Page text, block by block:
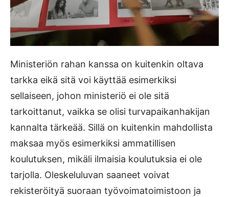
Ministeriön rahan kanssa on kuitenkin oltava
tarkka eikä sitä voi käyttää esimerkiksi
sellaiseen, johon ministeriö ei ole sitä
tarkoittanut, vaikka se olisi turvapaikanhakijan
kannalta tärkeää. Sillä on kuitenkin mahdollista
maksaa myös esimerkiksi ammatillisen
koulutuksen, mikäli ilmaisia koulutuksia ei ole
tarjolla. Oleskeluluvan saaneet voivat
rekisteröityä suoraan työvoimatoimistoon ja